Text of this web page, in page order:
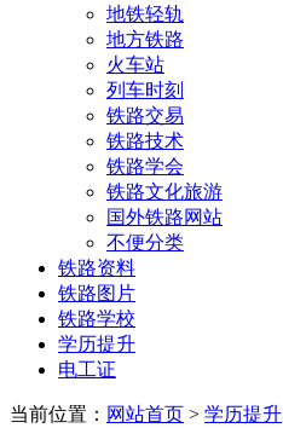
地铁轻轨
地方铁路
火车站
列车时刻
铁路交易
铁路技术
铁路学会
铁路文化旅游
国外铁路网站
不便分类
铁路资料
铁路图片
铁路学校
学历提升
电工证
当前位置： 网站首页 > 学历提升